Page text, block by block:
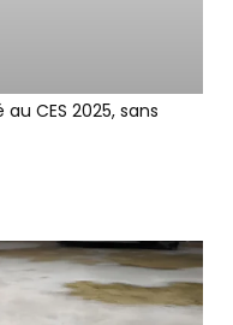
CES 2025, sans